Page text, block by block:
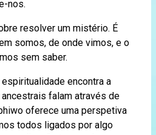
nos.
resolver um mistério. É
somos, de onde vimos, e o
sem saber.
encontra a
falam através de
oferece uma perspetiva
todos ligados por algo